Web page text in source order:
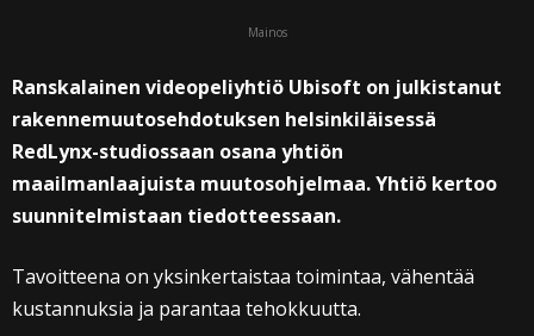
Mainos
Ranskalainen videopeliyhtiö Ubisoft on julkistanut
rakennemuutosehdotuksen helsinkiläisessä
RedLynx-studiossaan osana yhtiön
maailmanlaajuista muutosohjelmaa. Yhtiö kertoo
suunnitelmistaan tiedotteessaan.
Tavoitteena on yksinkertaistaa toimintaa, vähentää
kustannuksia ja parantaa tehokkuutta.